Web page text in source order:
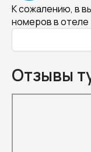
К сожалению, в
номеров в отеле
Отзывы